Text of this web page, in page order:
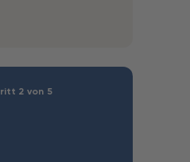
2 von 5